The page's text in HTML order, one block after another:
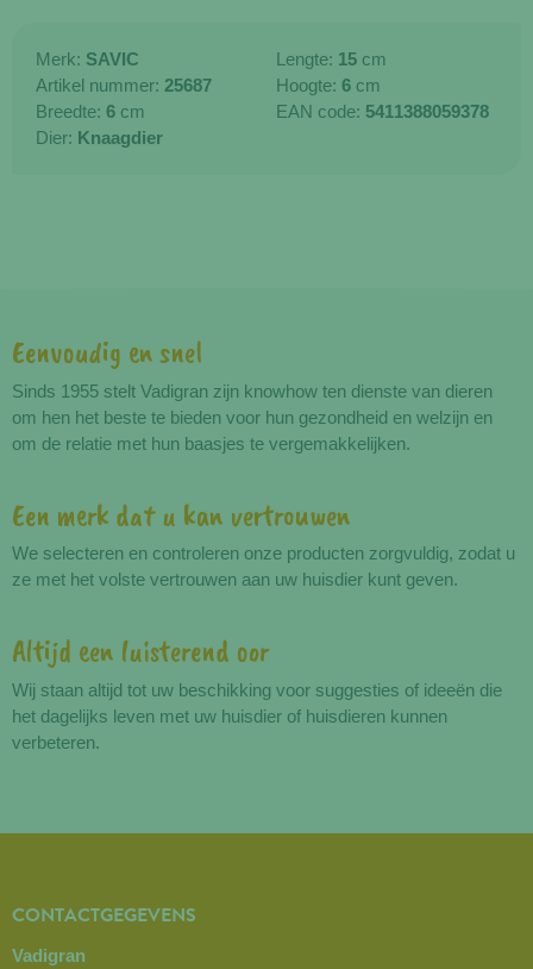
Merk: SAVIC
Artikel nummer: 25687
Breedte: 6 cm
Dier: Knaagdier
Lengte: 15 cm
Hoogte: 6 cm
EAN code: 5411388059378
Voordelen
Eenvoudig en snel
Sinds 1955 stelt Vadigran zijn knowhow ten dienste van dieren
om hen het beste te bieden voor hun gezondheid en welzijn en
om de relatie met hun baasjes te vergemakkelijken.
Een merk dat u kan vertrouwen
We selecteren en controleren onze producten zorgvuldig, zodat u
ze met het volste vertrouwen aan uw huisdier kunt geven.
Altijd een luisterend oor
Wij staan altijd tot uw beschikking voor suggesties of ideeën die
het dagelijks leven met uw huisdier of huisdieren kunnen
verbeteren.
CONTACTGEGEVENS
Vadigran